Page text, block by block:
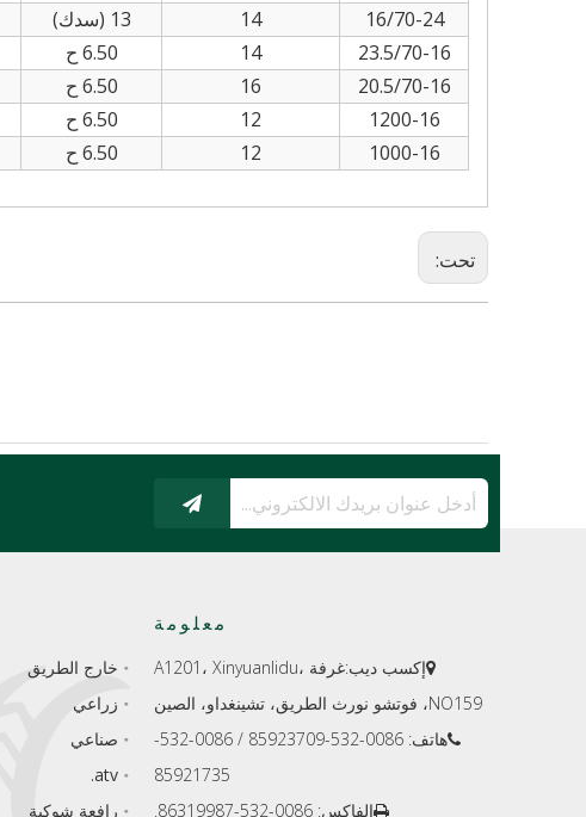
16/70-24
14 13 (سدك)
23.5/70-16
14 6.50 ح
20.5/70-16
16 6.50 ح
1200-16
12 6.50 ح
1000-16
12 6.50 ح
تحت:
خارج الطريق
زراعي
صناعي
atv.
رافعة شوكية
معلومة
إكسب ديب:
غرفة A1201، Xinyuanlidu،
NO159، فوتشو نورث الطريق، تشينغداو، الصين

هاتف: 0086-532-85923709 / 0086-532-
85921735
الفاكس: 0086-532-86319987.